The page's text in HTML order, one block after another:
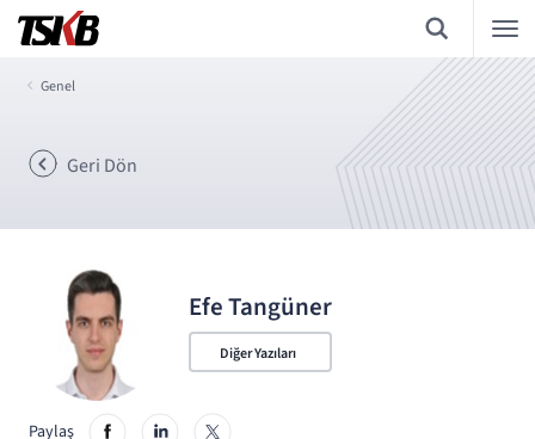
Genel
Geri Dön
Efe Tangüner
Diğer Yazıları
Paylaş